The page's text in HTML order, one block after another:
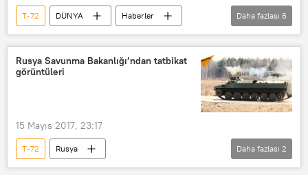
T-72 DÜNYA
Haberler
Rusya
Sovyetler Birliği
9 Mayıs Zafer Bayramı
3. Uluslararası Ordu Oyunları
Daha fazlası 6
Rusya Savunma Bakanlığı’ndan tatbikat
görüntüleri
15 Mayıs 2017, 23:17
T-72
Rusya
Rusya Savunma Bakanlığı
VİDEO
Daha fazlası 2